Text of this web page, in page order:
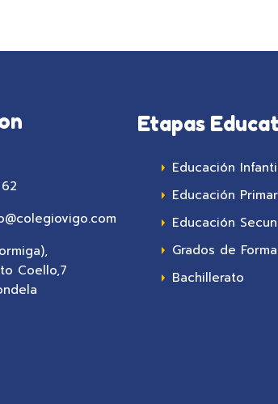
Coello,7
Etapas
Educación
Educación
Educación
Grados de
Bachillerato